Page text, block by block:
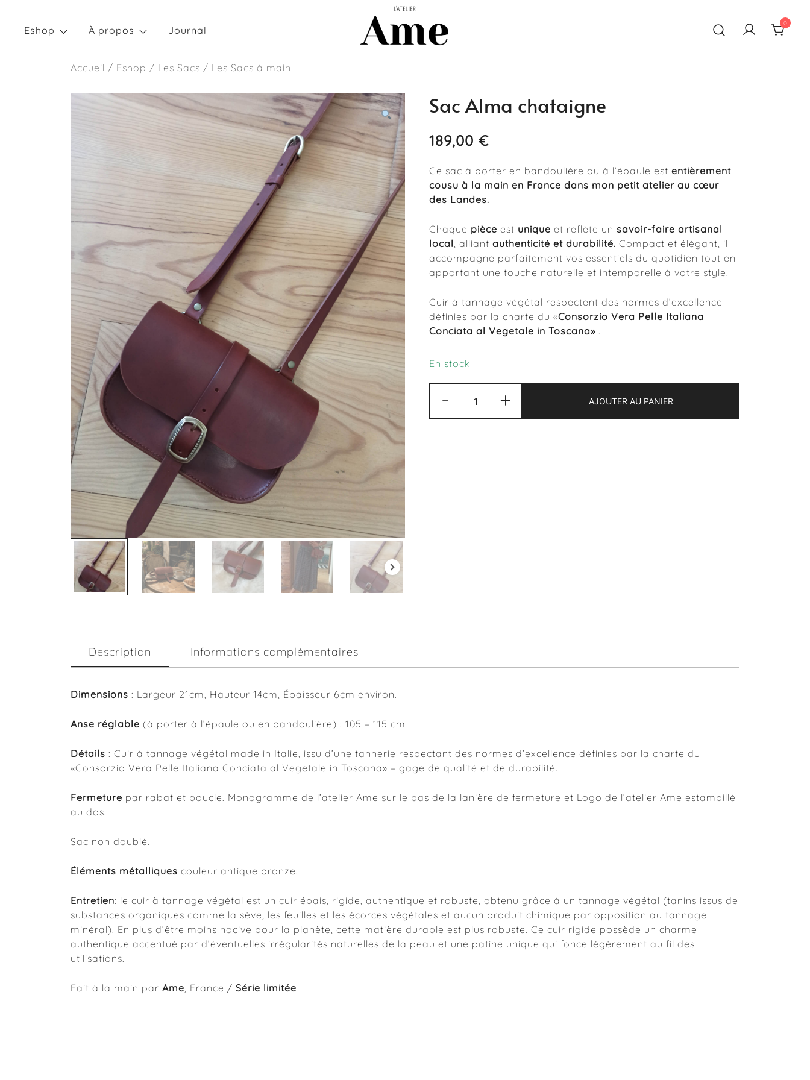
contentEshop À propos Journal
0
Accueil / Eshop / Les Sacs / Les Sacs à main
Sac Alma chataigne
189,00 €
Ce sac à porter en bandoulière ou à l’épaule est entièrement
cousu à la main en France dans mon petit atelier au cœur
des Landes.
Chaque pièce est unique et reflète un savoir-faire artisanal
local, alliant authenticité et durabilité. Compact et élégant, il
accompagne parfaitement vos essentiels du quotidien tout en
apportant une touche naturelle et intemporelle à votre style.
Cuir à tannage végétal respectent des normes d’excellence
définies par la charte du «Consorzio Vera Pelle Italiana
Conciata al Vegetale in Toscana» .
En stock
-
de
Sac
+ AJOUTER AU PANIER
Description Informations complémentaires
Dimensions : Largeur 21cm, Hauteur 14cm, Épaisseur 6cm environ.
Anse réglable (à porter à l’épaule ou en bandoulière) : 105 – 115 cm
Détails : Cuir à tannage végétal made in Italie, issu d’une tannerie respectant des normes d’excellence définies par la charte du
«Consorzio Vera Pelle Italiana Conciata al Vegetale in Toscana» – gage de qualité et de durabilité.
Fermeture par rabat et boucle. Monogramme de l’atelier Ame sur le bas de la lanière de fermeture et Logo de l’atelier Ame estampillé
au dos.
Sac non doublé.
Éléments métalliques couleur antique bronze.
Entretien: le cuir à tannage végétal est un cuir épais, rigide, authentique et robuste, obtenu grâce à un tannage végétal (tanins issus de
substances organiques comme la sève, les feuilles et les écorces végétales et aucun produit chimique par opposition au tannage
minéral). En plus d’être moins nocive pour la planète, cette matière durable est plus robuste. Ce cuir rigide possède un charme
authentique accentué par d’éventuelles irrégularités naturelles de la peau et une patine unique qui fonce légèrement au fil des
utilisations.
Fait à la main par Ame, France / Série limitée